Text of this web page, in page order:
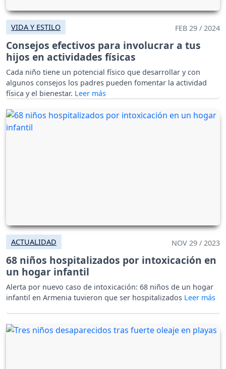
VIDA Y ESTILO FEB 29 / 2024
Consejos efectivos para involucrar a tus
hijos en actividades físicas
Cada niño tiene un potencial físico que desarrollar y con
algunos consejos los padres pueden fomentar la actividad
física y el bienestar.
ACTUALIDAD NOV 29 / 2023
68 niños hospitalizados por intoxicación en
un hogar infantil
Alerta por nuevo caso de intoxicación: 68 niños de un hogar
infantil en Armenia tuvieron que ser hospitalizados